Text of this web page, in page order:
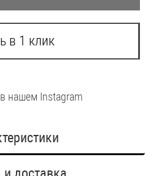
в 1 клик
нашем Instagram